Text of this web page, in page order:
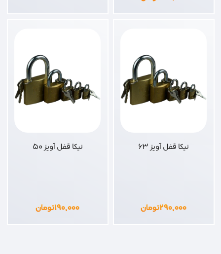
نیکا قفل آویز 63
۲۹۰,۰۰۰تومان
نیکا قفل آویز 50
۱۹۰,۰۰۰تومان